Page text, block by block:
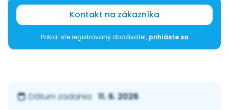
Kontakt na zákazníka
Pokiaľ ste registrovaný dodávateľ, prihláste sa
Dátum zadania: 11. 6. 2026